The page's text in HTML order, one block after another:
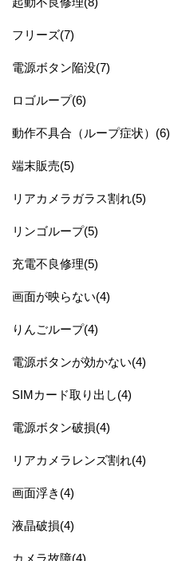
フリーズ(7)
電源ボタン陥没(7)
ロゴループ(6)
動作不具合（ループ症状）(6)
端末販売(5)
リアカメラガラス割れ(5)
リンゴループ(5)
充電不良修理(5)
画面が映らない(4)
りんごループ(4)
電源ボタンが効かない(4)
SIMカード取り出し(4)
電源ボタン破損(4)
リアカメラレンズ割れ(4)
画面浮き(4)
液晶破損(4)
カメラ故障(4)